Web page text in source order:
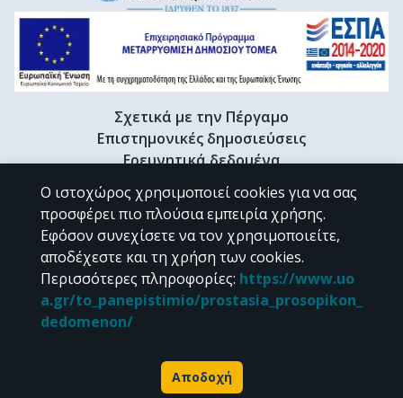
Σχετικά με την Πέργαμο
Επιστημονικές δημοσιεύσεις
Ερευνητικά δεδομένα
Διδακτορικές διατριβές & Γκρίζα βιβλιογραφία
Προφίλ Ερευνητή
CC BY-NC 4.0
Εκτός αν αναφέρεται διαφορετικά, το υλικό της "Περγάμου" διατίθεται
Powered by
Ο ιστοχώρος χρησιμοποιεί cookies για να σας
προσφέρει πιο πλούσια εμπειρία χρήσης.
Εφόσον συνεχίσετε να τον χρησιμοποιείτε,
αποδέχεστε και τη χρήση των cookies.
Περισσότερες πληροφορίες: https://www.uo
a.gr/to_panepistimio/prostasia_prosopikon_
dedomenon/
Αποδοχή